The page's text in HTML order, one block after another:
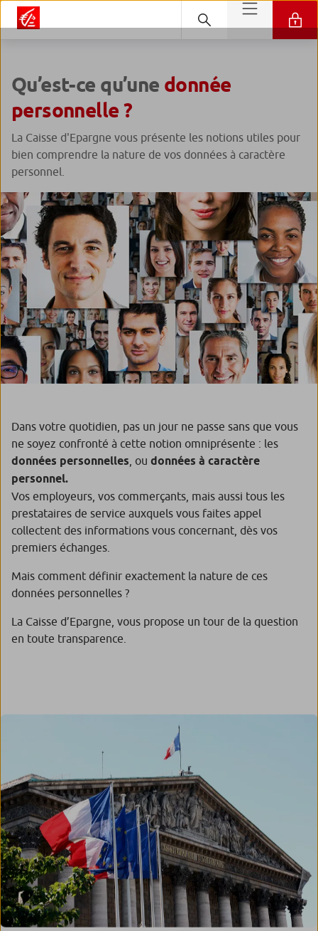
Qu’est-ce qu’une donnée
personnelle ?
La Caisse d'Epargne vous présente les notions utiles pour
bien comprendre la nature de vos données à caractère
personnel.
Dans votre quotidien, pas un jour ne passe sans que vous
ne soyez confronté à cette notion omniprésente : les
données personnelles , ou données à caractère
personnel.
Vos employeurs, vos commerçants, mais aussi tous les
prestataires de service auxquels vous faites appel
collectent des informations vous concernant, dès vos
premiers échanges.
Mais comment définir exactement la nature de ces
données personnelles ?
La Caisse d’Epargne, vous propose un tour de la question
en toute transparence.